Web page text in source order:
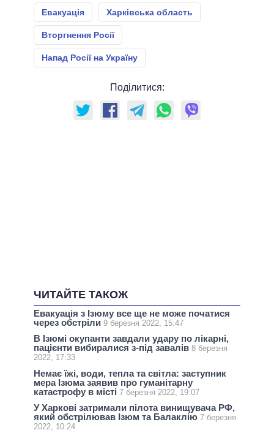
Евакуація Харківська область
Вторгнення Росії
Напад Росії на Україну
Поділитися:
ЧИТАЙТЕ ТАКОЖ
Евакуація з Ізюму все ще не може початися
через обстріли 9 березня 2022, 15:47
В Ізюмі окупанти завдали удару по лікарні,
пацієнти вибиралися з-під завалів 8 березня
2022, 17:33
Немає їжі, води, тепла та світла: заступник
мера Ізюма заявив про гуманітарну
катастрофу в місті 7 березня 2022, 19:07
У Харкові затримали пілота винищувача РФ,
який обстрілював Ізюм та Балаклію 7 березня
2022, 10:24